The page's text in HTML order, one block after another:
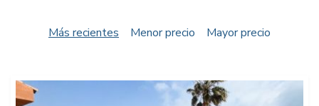
Más recientes Menor precio Mayor precio